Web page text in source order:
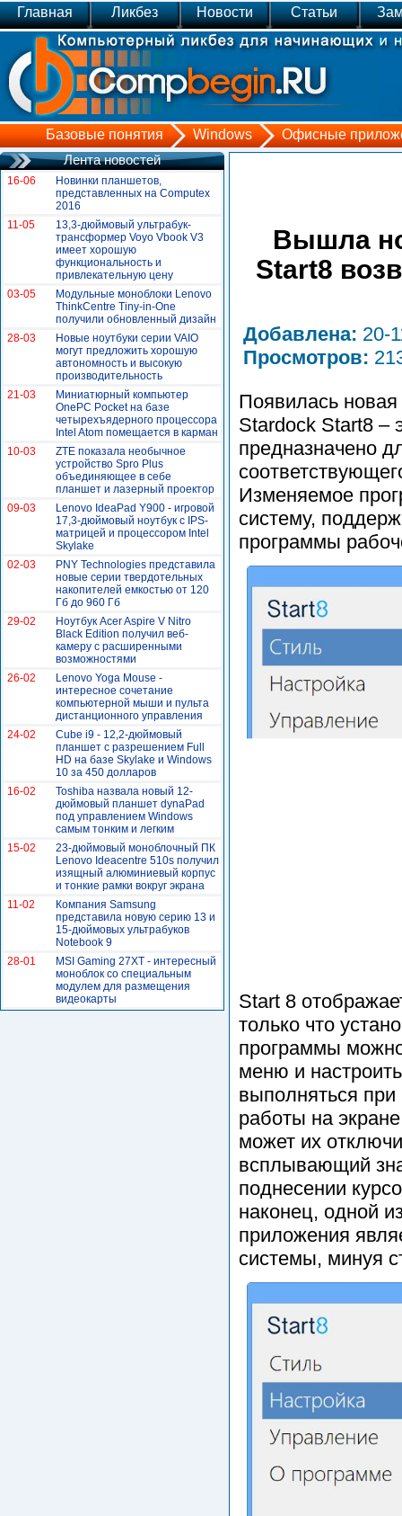
Главная Ликбез Новости Статьи
Базовые понятия Windows Офисные
Вышла
Start8
Добавлена: 20-
Просмотров:
Появилась
Stardock Start8 –
предназначено
Изменяемое
систему,
программы
Start 8
только что
программы
меню и
выполняться
работы на
может их
всплывающий
поднесении
наконец, одной
приложения
системы, минуя
Лента новостей
16-06
Новинки планшетов,
представленных на Сomputex
2016
11-05
13,3-дюймовый ультрабук-
трансформер Voyo Vbook V3
имеет хорошую
функциональность и
привлекательную цену
03-05
Модульные моноблоки Lenovo
ThinkCentre Tiny-in-One
получили обновленный дизайн
28-03
Новые ноутбуки серии VAIO
могут предложить хорошую
автономность и высокую
производительность
21-03
Миниатюрный компьютер
OnePC Pocket на базе
четырехъядерного процессора
Intel Atom помещается в карман
10-03
ZTE показала необычное
устройство Spro Plus
объединяющее в себе
планшет и лазерный проектор
09-03
Lenovo IdeaPad Y900 - игровой
17,3-дюймовый ноутбук с IPS-
матрицей и процессором Intel
Skylake
02-03
PNY Technologies представила
новые серии твердотельных
накопителей емкостью от 120
Гб до 960 Гб
29-02
Ноутбук Acer Aspire V Nitro
Black Edition получил веб-
камеру с расширенными
возможностями
26-02
Lenovo Yoga Mouse -
интересное сочетание
компьютерной мыши и пульта
дистанционного управления
24-02
Cube i9 - 12,2-дюймовый
планшет с разрешением Full
HD на базе Skylake и Windows
10 за 450 долларов
16-02
Toshiba назвала новый 12-
дюймовый планшет dynaPad
под управлением Windows
самым тонким и легким
15-02
23-дюймовый моноблочный ПК
Lenovo Ideacentre 510s получил
изящный алюминиевый корпус
и тонкие рамки вокруг экрана
11-02
Компания Samsung
представила новую серию 13 и
15-дюймовых ультрабуков
Notebook 9
28-01
MSI Gaming 27XT - интересный
моноблок со специальным
модулем для размещения
видеокарты